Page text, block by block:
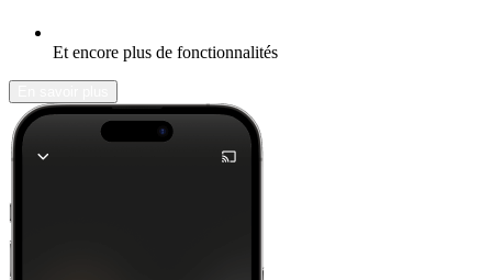
Et encore plus de fonctionnalités